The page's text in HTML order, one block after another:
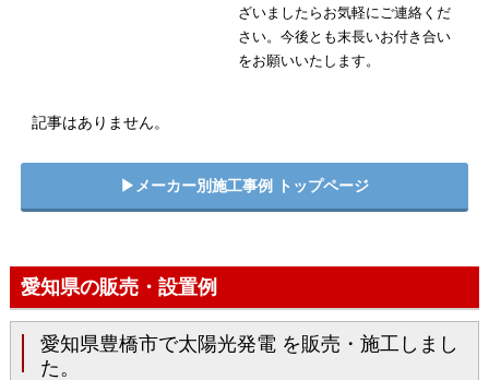
ざいましたらお気軽にご連絡くだ
さい。今後とも末長いお付き合い
をお願いいたします。
記事はありません。
▶︎メーカー別施工事例 トップページ
愛知県の販売・設置例
愛知県豊橋市で太陽光発電 を販売・施工しまし
た。